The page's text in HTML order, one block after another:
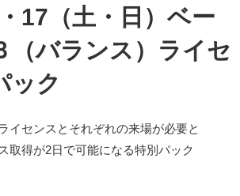
17（土・日）ベー
（バランス）ライセ
ック
イセンスとそれぞれの来場が必要と
取得が2日で可能になる特別パック